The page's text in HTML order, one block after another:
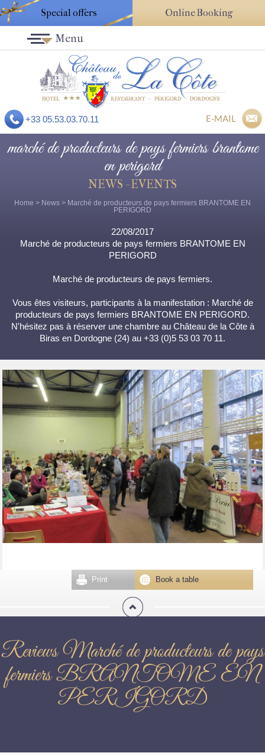
Special offers Online Booking
+33 05.53.03.70.11 E-MAIL
Menu
marché de producteurs de pays fermiers brantome
en perigord
NEWS - EVENTS
Home > News > Marché de producteurs de pays fermiers BRANTOME EN
PERIGORD
22/08/2017
Marché de producteurs de pays fermiers BRANTOME EN
PERIGORD
Marché de producteurs de pays fermiers.
Vous êtes visiteurs, participants à la manifestation : Marché de
producteurs de pays fermiers BRANTOME EN PERIGORD.
N'hésitez pas à réserver une chambre au Château de la Côte à
Biras en Dordogne (24) au +33 (0)5 53 03 70 11.
Book a table
Print
Reviews Marché de producteurs de pays
fermiers BRANTOME EN
PERIGORD